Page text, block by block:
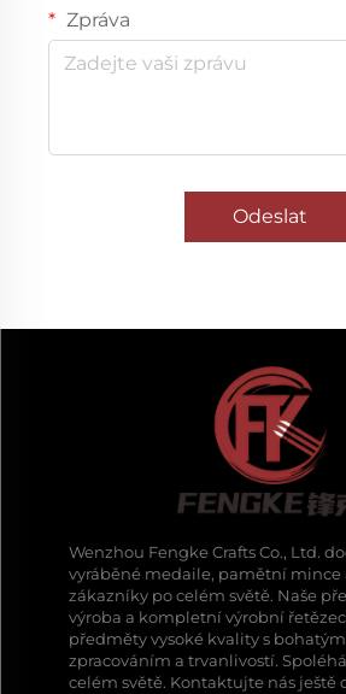
Zpráva
Odeslat
Wenzhou Fengke Crafts Co., Ltd.
vyráběné medaile, pamětní mince
zákazníky po celém světě. Naše
výroba a kompletní výrobní
předměty vysoké kvality s
zpracováním a trvanlivostí.
celém světě. Kontaktujte nás ještě